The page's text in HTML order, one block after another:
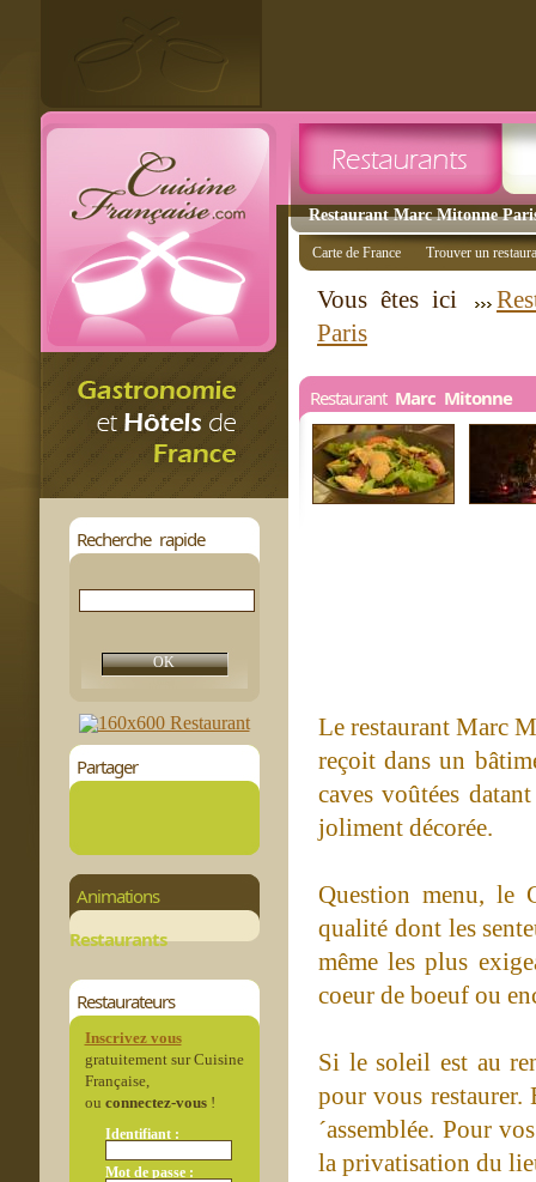
Restaurant Marc Mitonne
Recherche rapide
Partager
Animations
Restaurants
Restaurateurs
Inscrivez vous
gratuitement sur Cuisine
Française,
ou connectez-vous!
Identifiant :
Mot de passe :
Carte de France Trouver un
Vous êtes ici
Paris
Restaurant Marc Mitonne
Le restaurant Marc
reçoit dans un
caves voûtées
joliment décorée.
Question menu, le
qualité dont les
même les plus
coeur de boeuf ou
Si le soleil est au
pour vous
´assemblée. Pour
la privatisation du